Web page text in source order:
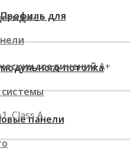
Профиль для
модульного потолка
панели
E1
соединенийA+
Class A